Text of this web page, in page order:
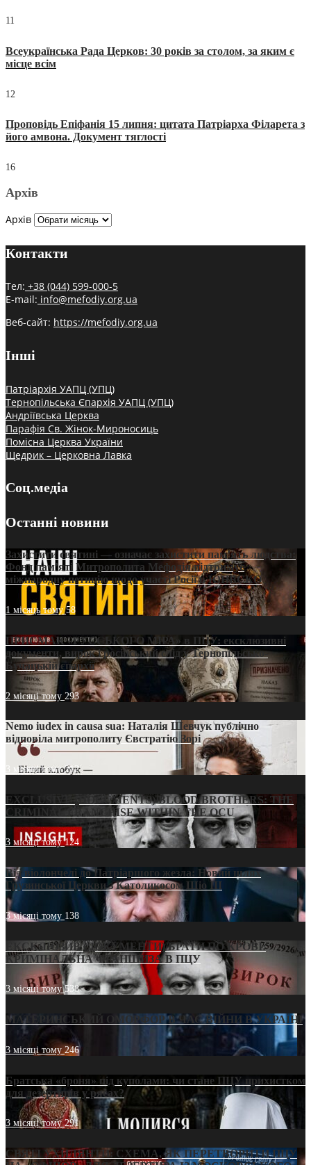
11
Всеукраїнська Рада Церков: 30 років за столом, за яким є
місце всім
12
Проповідь Епіфанія 15 липня: цитата Патріарха Філарета з
його амвона. Документ тяглості
16
Архів
Архів
Контакти
Тел: +38 (044) 599-000-5
E-mail: info@mefodiy.org.ua
Веб-сайт: https://mefodiy.org.ua
Інші
Патріархія УАПЦ (УПЦ)
Тернопільська Єпархія УАПЦ (УПЦ)
Андріївська Церква
Парафія Св. Жінок-Мироносиць
Помісна Церква України
Щедрик – Церковна Лавка
Соц.медіа
Останні новини
Захистити святині — означає захистити пам’ять людства:
Фонд пам’яті Митрополита Мефодія підтримує
міжнародну петицію щодо участі Росії в ЮНЕСКО
1 місяць тому58
ПРИСМАК «РУССЬКОГО МІРА» в ПЦУ: ексклюзивні
документи, вирок і російський слід у Тернопільсько-
Бучацькій єпархії
2 місяці тому 293
Nemo iudex in causa sua: Наталія Шевчук публічно
відповіла митрополиту Євстратію Зорі
3 місяці тому212
EXCLUSIVE (DOCUMENTS)/BLOOD BROTHERS: THE
CRIMINAL FRANCHISE WITHIN THE OCU
3 місяці тому124
Від віолончелі до Патріаршого жезла: Новий шлях
Грузинської Церкви з Католикосом Шіо III
3 місяці тому 138
ЕКСКЛЮЗИВ (ДОКУМЕНТИ)/БРАТИ ПО КРОВІ:
КРИМІНАЛЬНА ФРАНШИЗА В ПЦУ
3 місяці тому538
МАТЕРИНСЬКИЙ ОМОРФОР В ЧАС ВІЙНИ В УКРАЇНІ
3 місяці тому246
Братська «броня» під куполами: чи стане ПЦУ прихистком
для дезертирів у рясах?
3 місяці тому291
СВЯТІ УХИЛЯНТИ: СХЕМА, ЯК ПЕРЕТВОРИТИ ПЦУ